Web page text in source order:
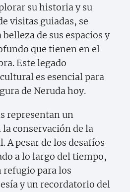
su historia y su
visitas guiadas, se
de sus espacios y
que tienen en el
Este legado
es esencial para
de Neruda hoy.
representan un
conservación de la
A pesar de los desafíos
a lo largo del tiempo,
refugio para los
y un recordatorio del